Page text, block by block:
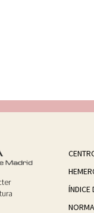
ÍNDICE